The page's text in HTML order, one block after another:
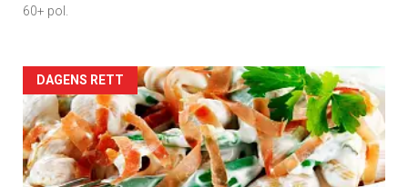
60+ pol.
Forsiden
akkurat
nå
DAGENS RETT